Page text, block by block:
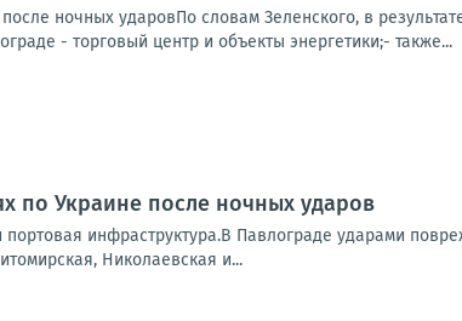
ночных ударовПо словам Зеленского, в
- торговый центр и объекты энергетики;- также...
по Украине после ночных ударов
инфраструктура.В Павлограде ударами
Николаевская и...